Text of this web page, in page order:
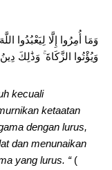
وَمَا أُمِرُوا إِلَّا لِيَعْبُدُوا
وَيُؤْتُوا الزَّكَاةَ ۚ وَذَٰلِكَ
kecuali
ketaatan
dengan lurus,
dan menunaikan
yang lurus. “(